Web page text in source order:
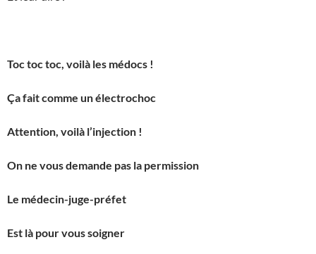
Toc toc toc, voilà les médocs !
Ça fait comme un électrochoc
Attention, voilà l’injection !
On ne vous demande pas la permission
Le médecin-juge-préfet
Est là pour vous soigner